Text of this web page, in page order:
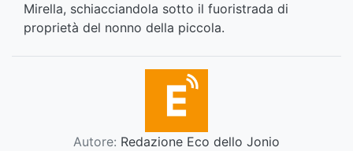
Mirella, schiacciandola sotto il fuoristrada di
proprietà del nonno della piccola.
Autore: Redazione Eco dello Jonio